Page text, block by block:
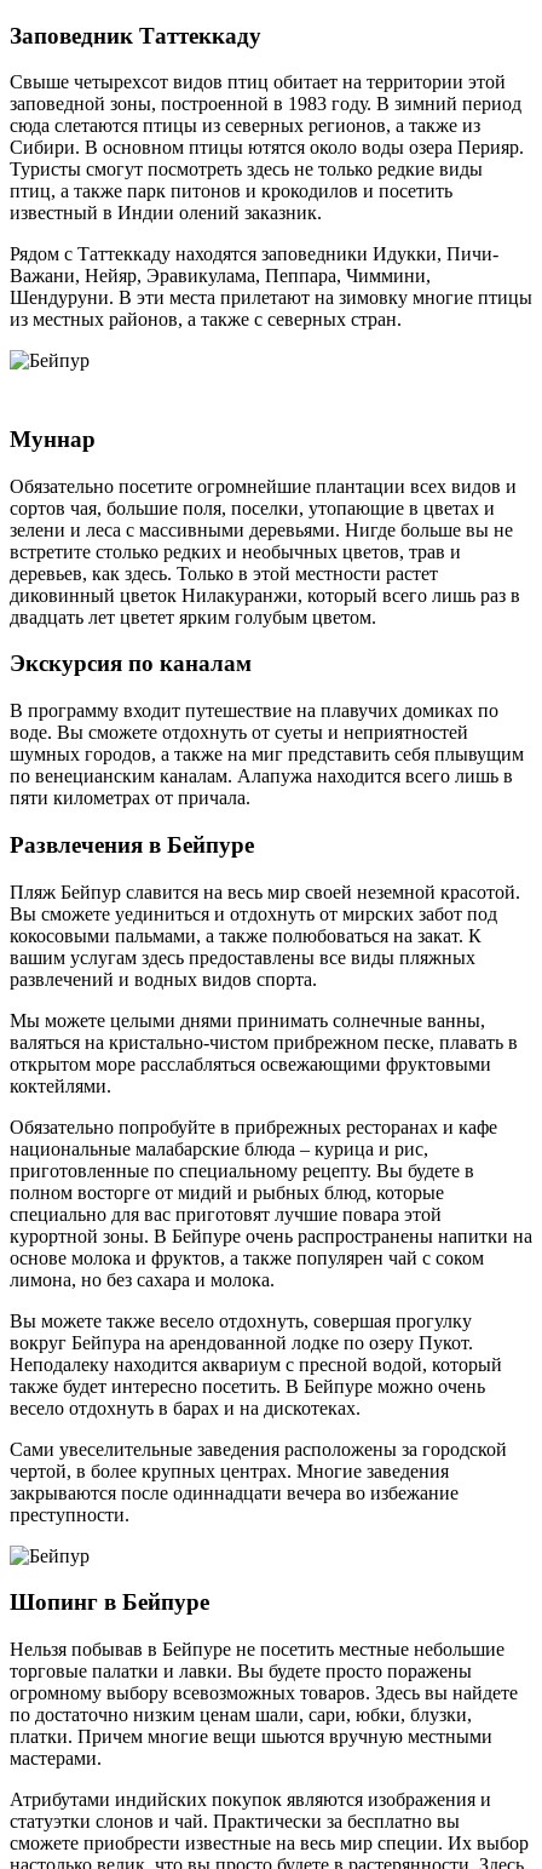
Заповедник Таттеккаду
Свыше четырехсот видов птиц обитает на территории этой
заповедной зоны, построенной в 1983 году. В зимний период
сюда слетаются птицы из северных регионов, а также из
Сибири. В основном птицы ютятся около воды озера Перияр.
Туристы смогут посмотреть здесь не только редкие виды
птиц, а также парк питонов и крокодилов и посетить
известный в Индии олений заказник.
Рядом с Таттеккаду находятся заповедники Идукки, Пичи-
Важани, Нейяр, Эравикулама, Пеппара, Чиммини,
Шендуруни. В эти места прилетают на зимовку многие птицы
из местных районов, а также с северных стран.
Муннар
Обязательно посетите огромнейшие плантации всех видов и
сортов чая, большие поля, поселки, утопающие в цветах и
зелени и леса с массивными деревьями. Нигде больше вы не
встретите столько редких и необычных цветов, трав и
деревьев, как здесь. Только в этой местности растет
диковинный цветок Нилакуранжи, который всего лишь раз в
двадцать лет цветет ярким голубым цветом.
Экскурсия по каналам
В программу входит путешествие на плавучих домиках по
воде. Вы сможете отдохнуть от суеты и неприятностей
шумных городов, а также на миг представить себя плывущим
по венецианским каналам. Алапужа находится всего лишь в
пяти километрах от причала.
Развлечения в Бейпуре
Пляж Бейпур славится на весь мир своей неземной красотой.
Вы сможете уединиться и отдохнуть от мирских забот под
кокосовыми пальмами, а также полюбоваться на закат. К
вашим услугам здесь предоставлены все виды пляжных
развлечений и водных видов спорта.
Мы можете целыми днями принимать солнечные ванны,
валяться на кристально-чистом прибрежном песке, плавать в
открытом море расслабляться освежающими фруктовыми
коктейлями.
Обязательно попробуйте в прибрежных ресторанах и кафе
национальные малабарские блюда – курица и рис,
приготовленные по специальному рецепту. Вы будете в
полном восторге от мидий и рыбных блюд, которые
специально для вас приготовят лучшие повара этой
курортной зоны. В Бейпуре очень распространены напитки на
основе молока и фруктов, а также популярен чай с соком
лимона, но без сахара и молока.
Вы можете также весело отдохнуть, совершая прогулку
вокруг Бейпура на арендованной лодке по озеру Пукот.
Неподалеку находится аквариум с пресной водой, который
также будет интересно посетить. В Бейпуре можно очень
весело отдохнуть в барах и на дискотеках.
Сами увеселительные заведения расположены за городской
чертой, в более крупных центрах. Многие заведения
закрываются после одиннадцати вечера во избежание
преступности.
Шопинг в Бейпуре
Нельзя побывав в Бейпуре не посетить местные небольшие
торговые палатки и лавки. Вы будете просто поражены
огромному выбору всевозможных товаров. Здесь вы найдете
по достаточно низким ценам шали, сари, юбки, блузки,
платки. Причем многие вещи шьются вручную местными
мастерами.
Атрибутами индийских покупок являются изображения и
статуэтки слонов и чай. Практически за бесплатно вы
сможете приобрести известные на весь мир специи. Их выбор
настолько велик, что вы просто будете в растерянности. Здесь